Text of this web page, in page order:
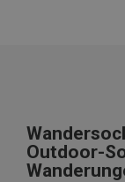
Outdoor-